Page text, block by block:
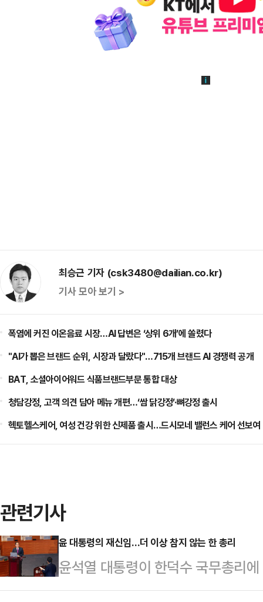
최승근 기자 (csk3480@dailian.co.kr)
기사 모아 보기 >
폭염에 커진 이온음료 시장…AI 답변은 ‘상위 6개’에 쏠렸다
"AI가 뽑은 브랜드 순위, 시장과 달랐다"…715개 브랜드 AI 경쟁력 공개
BAT, 소셜아이어워드 식품브랜드부문 통합 대상
청담강정, 고객 의견 담아 메뉴 개편…‘쌈 닭강정’·뼈강정 출시
헥토헬스케어, 여성 건강 위한 신제품 출시…드시모네 밸런스 케어 선보여
관련기사
윤 대통령의 재신임…더 이상 참지 않는 한 총리
윤석열 대통령이 한덕수 국무총리
각'에 힘이 실렸다. 한 총리는 국회